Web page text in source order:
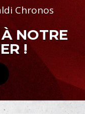
Chronos
NOTRE
!